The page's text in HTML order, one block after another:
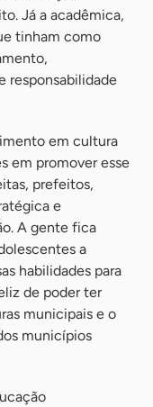
Já a acadêmica,
tinham como
responsabilidade
em cultura
em promover esse
prefeitos,
e
A gente fica
a
habilidades para
de poder ter
municipais e o
municípios